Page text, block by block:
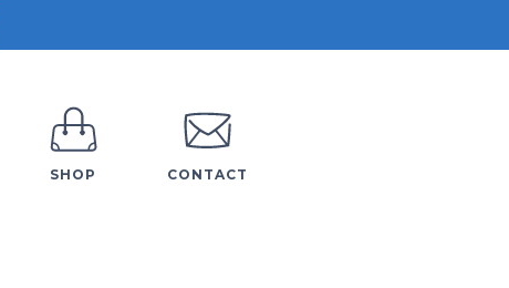
SHOP CONTACT